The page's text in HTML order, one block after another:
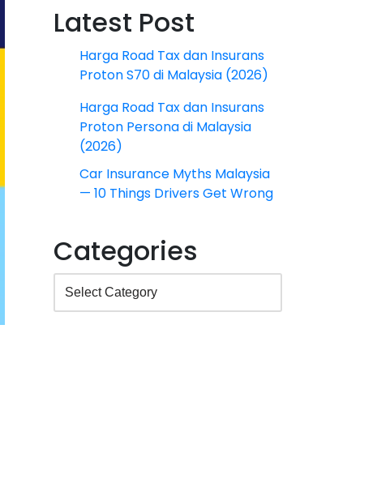
Latest Post
Harga Road Tax dan Insurans
Proton S70 di Malaysia (2026)
Harga Road Tax dan Insurans
Proton Persona di Malaysia
(2026)
Car Insurance Myths Malaysia
— 10 Things Drivers Get Wrong
Categories